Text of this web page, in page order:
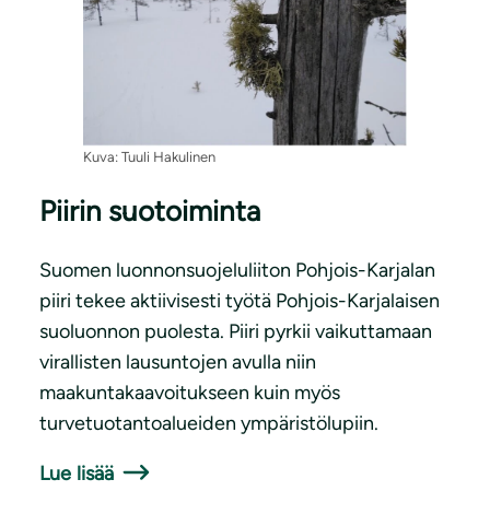
Kuva: Tuuli Hakulinen
Piirin suotoiminta
Suomen luonnonsuojeluliiton Pohjois-Karjalan
piiri tekee aktiivisesti työtä Pohjois-Karjalaisen
suoluonnon puolesta. Piiri pyrkii vaikuttamaan
virallisten lausuntojen avulla niin
maakuntakaavoitukseen kuin myös
turvetuotantoalueiden ympäristölupiin.
Lue lisää